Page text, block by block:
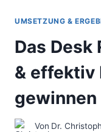
UMSETZUNG &
Das Desk
& effektiv
gewinnen
Von Dr.